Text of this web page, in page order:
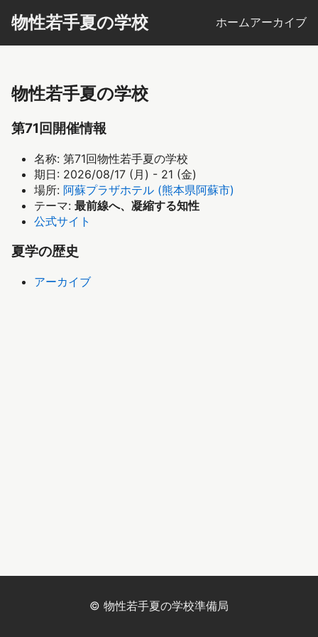
物性若手夏の学校 ホームアーカイブ
物性若手夏の学校
第71回開催情報
名称: 第71回物性若手夏の学校
期日: 2026/08/17 (月) - 21 (金)
場所: 阿蘇プラザホテル (熊本県阿蘇市)
テーマ: 最前線へ、凝縮する知性
公式サイト
夏学の歴史
アーカイブ
© 物性若手夏の学校準備局